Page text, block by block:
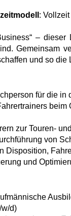
: Vollzeit |
–
Gemeinsam
und so
für die
zur Touren-
von
Disposition,
und
w/d)